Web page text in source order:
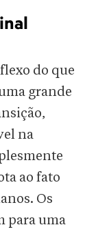
do que
grande
na
ao fato
Os
para uma